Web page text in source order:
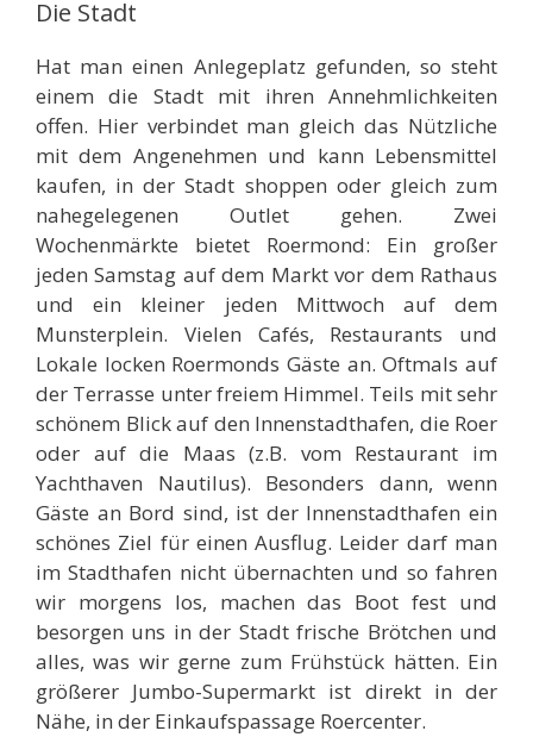
Die Stadt
Hat man einen Anlegeplatz gefunden, so steht
einem die Stadt mit ihren Annehmlichkeiten
offen. Hier verbindet man gleich das Nützliche
mit dem Angenehmen und kann Lebensmittel
kaufen, in der Stadt shoppen oder gleich zum
nahegelegenen Outlet gehen. Zwei
Wochenmärkte bietet Roermond: Ein großer
jeden Samstag auf dem Markt vor dem Rathaus
und ein kleiner jeden Mittwoch auf dem
Munsterplein. Vielen Cafés, Restaurants und
Lokale locken Roermonds Gäste an. Oftmals auf
der Terrasse unter freiem Himmel. Teils mit sehr
schönem Blick auf den Innenstadthafen, die Roer
oder auf die Maas (z.B. vom Restaurant im
Yachthaven Nautilus). Besonders dann, wenn
Gäste an Bord sind, ist der Innenstadthafen ein
schönes Ziel für einen Ausflug. Leider darf man
im Stadthafen nicht übernachten und so fahren
wir morgens los, machen das Boot fest und
besorgen uns in der Stadt frische Brötchen und
alles, was wir gerne zum Frühstück hätten. Ein
größerer Jumbo-Supermarkt ist direkt in der
Nähe, in der Einkaufspassage Roercenter.